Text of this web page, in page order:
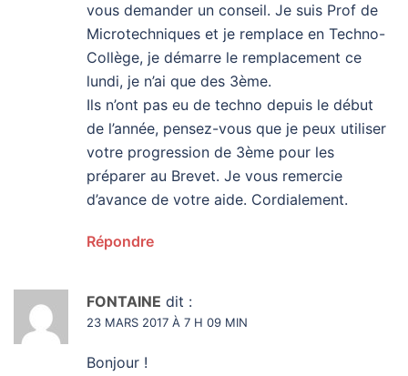
vous demander un conseil. Je suis Prof de
Microtechniques et je remplace en Techno-
Collège, je démarre le remplacement ce
lundi, je n’ai que des 3ème.
Ils n’ont pas eu de techno depuis le début
de l’année, pensez-vous que je peux utiliser
votre progression de 3ème pour les
préparer au Brevet. Je vous remercie
d’avance de votre aide. Cordialement.
Répondre
FONTAINE dit :
23 MARS 2017 À 7 H 09 MIN
Bonjour !